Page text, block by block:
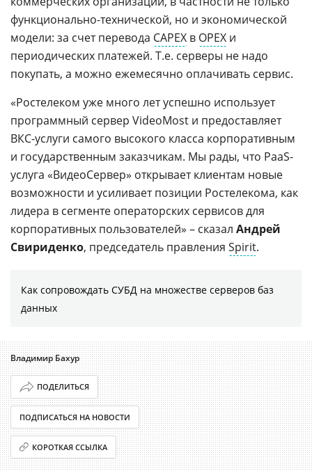
функционально-технической, но и экономической
модели: за счет перевода CAPEX в OPEX и
периодических платежей. Т.е. серверы не надо
покупать, а можно ежемесячно оплачивать сервис.
«Ростелеком уже много лет успешно использует
программный сервер VideoMost и предоставляет
ВКС-услуги самого высокого класса корпоративным
и государственным заказчикам. Мы рады, что PaaS-
услуга «ВидеоСервер» открывает клиентам новые
возможности и усиливает позиции Ростелекома, как
лидера в сегменте операторских сервисов для
корпоративных пользователей» – сказал Андрей
Свириденко, председатель правления Spirit.
Как сопровождать СУБД на множестве серверов баз
данных
Владимир Бахур
ПОДЕЛИТЬСЯ
ПОДПИСАТЬСЯ НА НОВОСТИ
КОРОТКАЯ ССЫЛКА